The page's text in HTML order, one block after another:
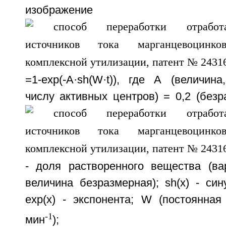
изображение
=1-ехр(-A·sh(W·t)), где А
числу активных центров) = 0,2
- доля растворенного вещества
величина безразмерная); sh(x) -
ехр(х) - экспонента; W (постоянная
мин-1);